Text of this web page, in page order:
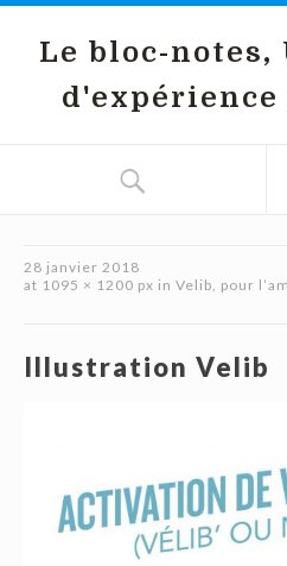
Le bloc-notes,
28 janvier 2018
at 1095 × 1200 px in Velib, pour
Illustration Velib